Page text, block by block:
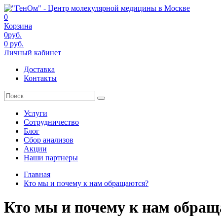
0
Корзина
0руб.
0 руб.
Личный кабинет
Доставка
Контакты
Услуги
Сотрудничество
Блог
Сбор анализов
Акции
Наши партнеры
Главная
Кто мы и почему к нам обращаются?
Кто мы и почему к нам